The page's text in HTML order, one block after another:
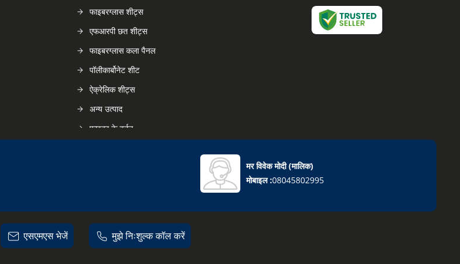
फाइबरग्लास शीट्स
एफआरपी छत शीट्स
फाइबरग्लास कला पैनल
पॉलीकार्बोनेट शीट
ऐक्रेलिक शीट्स
अन्य उत्पाद
फाइबर के बर्तन
फाइबरग्लास एसिड टैंक
सीएनसी जॉब वर्क
मर विवेक मोदी(मालिक)
मोबाइल :08045802995
एसएमएस भेजें मुझे निःशुल्क कॉल करें